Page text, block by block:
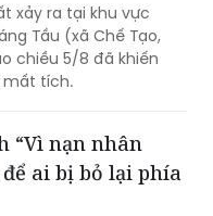
xảy ra tại khu vực
Tầu (xã Chế Tạo,
chiều 5/8 đã khiến
mất tích.
“Vì nạn nhân
ai bị bỏ lại phía